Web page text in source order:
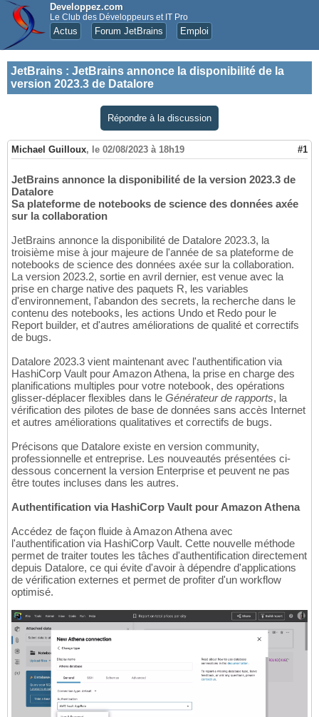
Developpez.com
Le Club des Développeurs et IT Pro
Actus Forum JetBrains Emploi
JetBrains : JetBrains annonce la disponibilité de la
version 2023.3 de Datalore
Répondre à la discussion
Michael Guilloux, le 02/08/2023 à 18h19 #1
JetBrains annonce la disponibilité de la version 2023.3 de
Datalore
Sa plateforme de notebooks de science des données axée
sur la collaboration
JetBrains annonce la disponibilité de Datalore 2023.3, la
troisième mise à jour majeure de l'année de sa plateforme de
notebooks de science des données axée sur la collaboration.
La version 2023.2, sortie en avril dernier, est venue avec la
prise en charge native des paquets R, les variables
d'environnement, l'abandon des secrets, la recherche dans le
contenu des notebooks, les actions Undo et Redo pour le
Report builder, et d'autres améliorations de qualité et correctifs
de bugs.
Datalore 2023.3 vient maintenant avec l'authentification via
HashiCorp Vault pour Amazon Athena, la prise en charge des
planifications multiples pour votre notebook, des opérations
glisser-déplacer flexibles dans le Générateur de rapports, la
vérification des pilotes de base de données sans accès Internet
et autres améliorations qualitatives et correctifs de bugs.
Précisons que Datalore existe en version community,
professionnelle et entreprise. Les nouveautés présentées ci-
dessous concernent la version Enterprise et peuvent ne pas
être toutes incluses dans les autres.
Authentification via HashiCorp Vault pour Amazon Athena
Accédez de façon fluide à Amazon Athena avec
l'authentification via HashiCorp Vault. Cette nouvelle méthode
permet de traiter toutes les tâches d'authentification directement
depuis Datalore, ce qui évite d'avoir à dépendre d'applications
de vérification externes et permet de profiter d'un workflow
optimisé.